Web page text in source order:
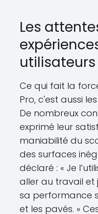
Les
utilisateurs
Ce qui fait la
Pro, c'est aussi
De nombreux
exprimé leur
maniabilité du
des surfaces
déclaré : « Je
aller au travail et
sa performance
et les pavés. »